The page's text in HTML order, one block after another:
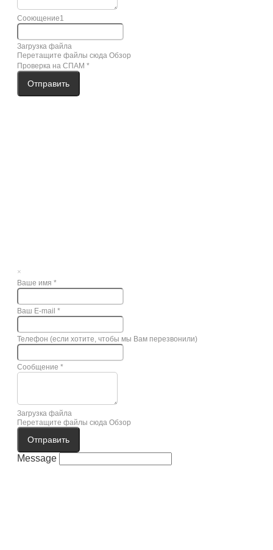
Сооющение1
Загрузка файла
Перетащите файлы сюда Обзор
Проверка на СПАМ *
Отправить
×
Ваше имя *
Ваш E-mail *
Телефон (если хотите, чтобы мы Вам перезвонили)
Сообщение *
Загрузка файла
Перетащите файлы сюда Обзор
Отправить
Message